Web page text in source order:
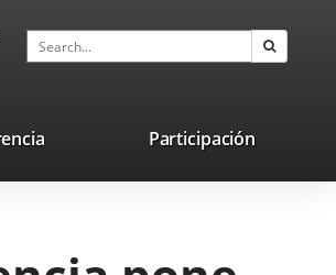
application.
Search
Participación